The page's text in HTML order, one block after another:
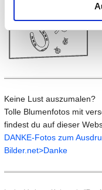
Keine Lust auszumalen?
Tolle Blumenfotos mit
findest du auf dieser
DANKE-Fotos zum
Bilder.net>Danke